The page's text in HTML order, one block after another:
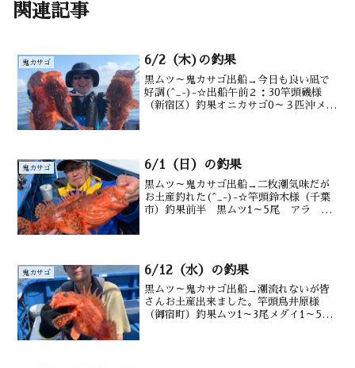
関連記事
鬼カサゴ 6/2（木)の釣果
黒ムツ～鬼カサゴ出船→今日も良い凪で
好調(^_-)-☆出船午前２：30竿頭磯様
（新宿区）釣果オニカサゴ0～３匹沖メバ
鬼カサゴ 6/1（日）の釣果
黒ムツ～鬼カサゴ出船→二枚潮気味だが
お土産釣れた(^_-)-☆竿頭鈴木様（千葉
市）釣果前半 黒ムツ1～5尾 アラ メ
鬼カサゴ 6/12（水）の釣果
黒ムツ～鬼カサゴ出船→潮流れないが皆
さんお土産出来ました。竿頭鳥井原様
（御宿町）釣果ムツ1～3尾メダイ1～5尾